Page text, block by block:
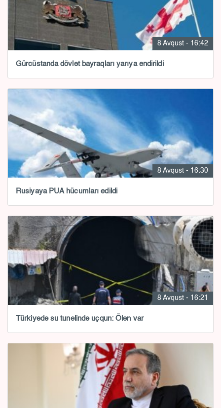
8 Avqust - 16:42
Gürcüstanda dövlət bayraqları yarıya endirildi
8 Avqust - 16:30
Rusiyaya PUA hücumları edildi
8 Avqust - 16:21
Türkiyədə su tunelində uçqun: Ölən var